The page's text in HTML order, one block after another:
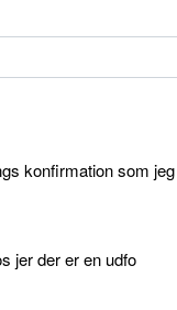
konfirmation som
jer der er en udfo